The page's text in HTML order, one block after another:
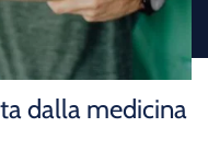
dalla medicina